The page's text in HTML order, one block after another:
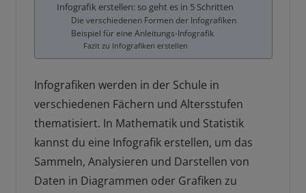
Infografik erstellen: so geht es in 5 Schritten
Die verschiedenen Formen der Infografiken
Beispiel für eine Anleitungs-Infografik
Fazit zu Infografiken erstellen
Infografiken werden in der Schule in
verschiedenen Fächern und Altersstufen
thematisiert. In Mathematik und Statistik
kannst du eine Infografik erstellen, um das
Sammeln, Analysieren und Darstellen von
Daten in Diagrammen oder Grafiken zu